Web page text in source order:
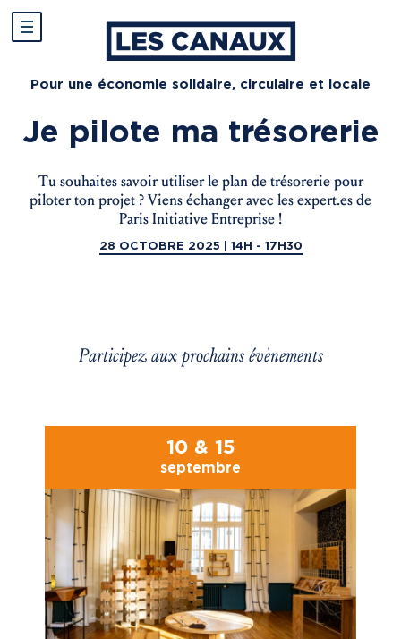
Pour une économie solidaire, circulaire et locale
Je pilote ma trésorerie
Tu souhaites savoir utiliser le plan de trésorerie pour
piloter ton projet ? Viens échanger avec les expert.es de
Paris Initiative Entreprise !
28 OCTOBRE 2025 | 14H - 17H30
Participez aux prochains évènements
10 & 15
septembre